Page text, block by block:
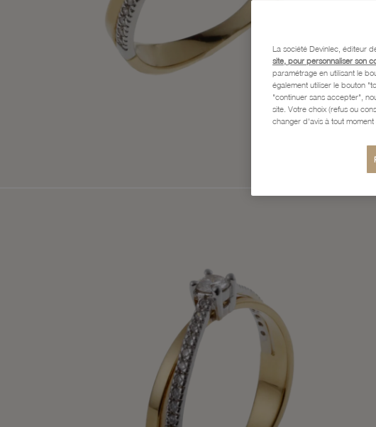
La société Devinlec, éditeur
site, pour personnaliser son
paramétrage en utilisant le
également utiliser le bouton
"continuer sans accepter",
site. Votre choix (refus ou
changer d'avis à tout